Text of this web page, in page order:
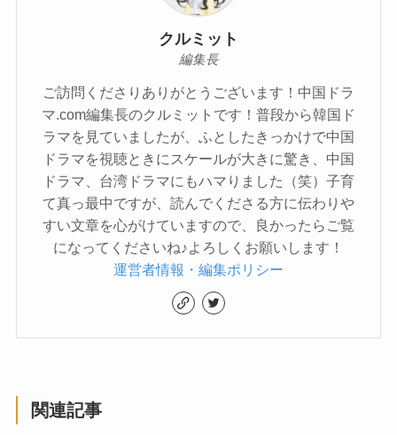
クルミット
編集長
ご訪問くださりありがとうございます！中国ドラ
マ.com編集長のクルミットです！普段から韓国ド
ラマを見ていましたが、ふとしたきっかけで中国
ドラマを視聴ときにスケールが大きに驚き、中国
ドラマ、台湾ドラマにもハマりました（笑）子育
て真っ最中ですが、読んでくださる方に伝わりや
すい文章を心がけていますので、良かったらご覧
になってくださいね♪よろしくお願いします！
運営者情報・編集ポリシー
関連記事